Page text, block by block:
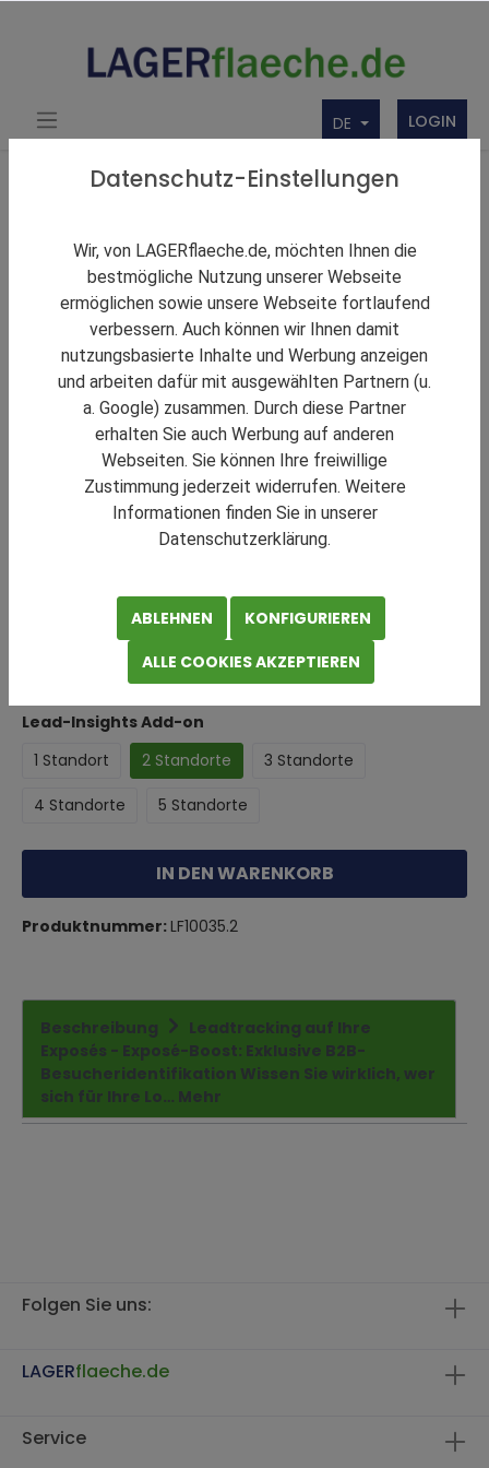
DE LOGIN
Produkte Werbung und Service
Lead-Insights Add-on
Sofort verfügbar, Lieferzeit: Sofortzugang
Lead-Insights Add-on
1 Standort
2 Standorte 3 Standorte
4 Standorte 5 Standorte
IN DEN WARENKORB
Produktnummer:LF10035.2
Beschreibung
Leadtracking auf Ihre
Exposés - Exposé-Boost: Exklusive B2B-
Besucheridentifikation Wissen Sie wirklich, wer
sich für Ihre Lo… Mehr
Folgen Sie uns:
LAGERflaeche.de
Service
Datenschutz-Einstellungen
Wir, von LAGERflaeche.de, möchten Ihnen die
bestmögliche Nutzung unserer Webseite
ermöglichen sowie unsere Webseite fortlaufend
verbessern. Auch können wir Ihnen damit
nutzungsbasierte Inhalte und Werbung anzeigen
und arbeiten dafür mit ausgewählten Partnern (u.
a. Google) zusammen. Durch diese Partner
erhalten Sie auch Werbung auf anderen
Webseiten. Sie können Ihre freiwillige
Zustimmung jederzeit widerrufen. Weitere
Informationen finden Sie in unserer
Datenschutzerklärung.
ABLEHNEN
KONFIGURIEREN
ALLE COOKIES AKZEPTIEREN